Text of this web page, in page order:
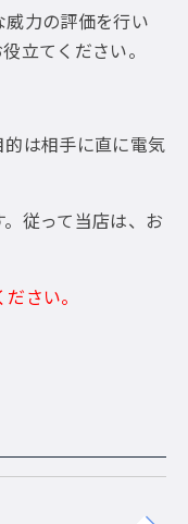
力の評価を行い
立てください。
は相手に直に電気
従って当店は、お
さい。